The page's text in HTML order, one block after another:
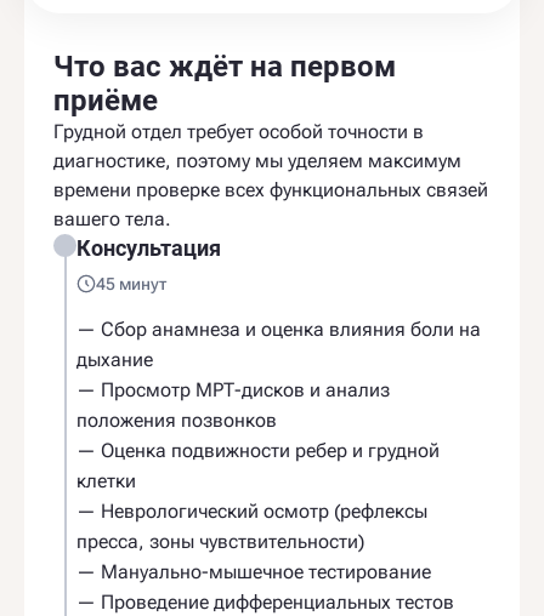
Что вас ждёт на первом
приёме
Грудной отдел требует особой точности в
диагностике, поэтому мы уделяем максимум
времени проверке всех функциональных связей
вашего тела.
Консультация
45 минут
— Сбор анамнеза и оценка влияния боли на
дыхание
— Просмотр МРТ-дисков и анализ
положения позвонков
— Оценка подвижности ребер и грудной
клетки
— Неврологический осмотр (рефлексы
пресса, зоны чувствительности)
— Мануально-мышечное тестирование
— Проведение дифференциальных тестов